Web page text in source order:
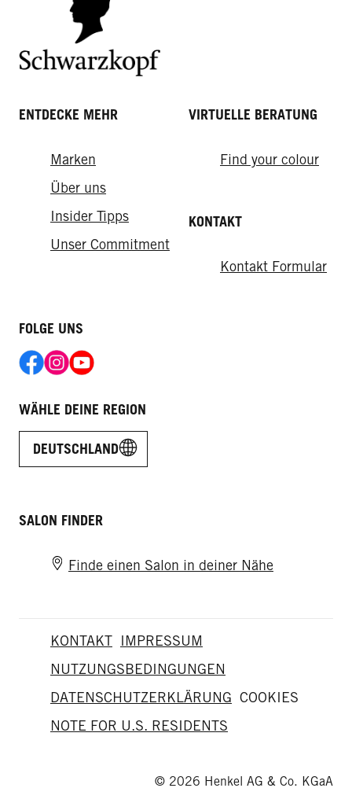
Ultra Styling
Ultra Styling Wax
ENTDECKE MEHR
Marken
Über uns
Insider Tipps
Unser Commitment
VIRTUELLE BERATUNG
Find your colour
KONTAKT
Kontakt Formular
FOLGE UNS
WÄHLE DEINE REGION
DEUTSCHLAND
SALON FINDER
Finde einen Salon in deiner Nähe
KONTAKT IMPRESSUM
NUTZUNGSBEDINGUNGEN
DATENSCHUTZERKLÄRUNG COOKIES
NOTE FOR U.S. RESIDENTS
© 2026 Henkel AG & Co. KGaA